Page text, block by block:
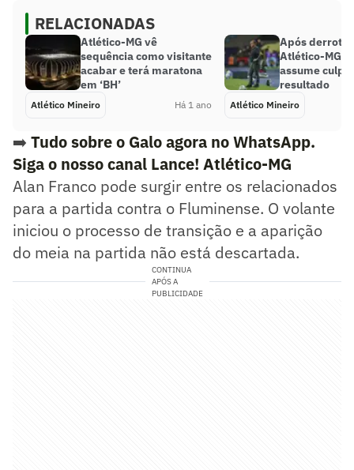
RELACIONADAS
Atlético-MG vê
sequência como visitante
acabar e terá maratona
em ‘BH’
Atlético Mineiro Há 1 ano
Após derrota
Atlético-MG,
assume culpa
resultado
Atlético Mineiro
➡️ Tudo sobre o Galo agora no WhatsApp.
Siga o nosso canal Lance! Atlético-MG
Alan Franco pode surgir entre os relacionados
para a partida contra o Fluminense. O volante
iniciou o processo de transição e a aparição
do meia na partida não está descartada.
CONTINUA
APÓS A
PUBLICIDADE